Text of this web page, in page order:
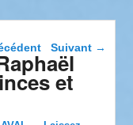
dans les
articles
Suivant →
et